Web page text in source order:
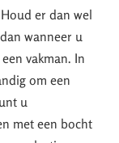
er dan wel
wanneer u
vakman. In
om een
u
met een bocht